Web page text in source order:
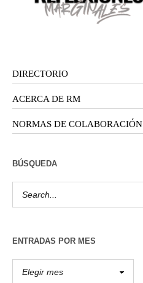
DIRECTORIO
ACERCA DE RM
NORMAS DE COLABORACIÓN
BÚSQUEDA
ENTRADAS POR MES